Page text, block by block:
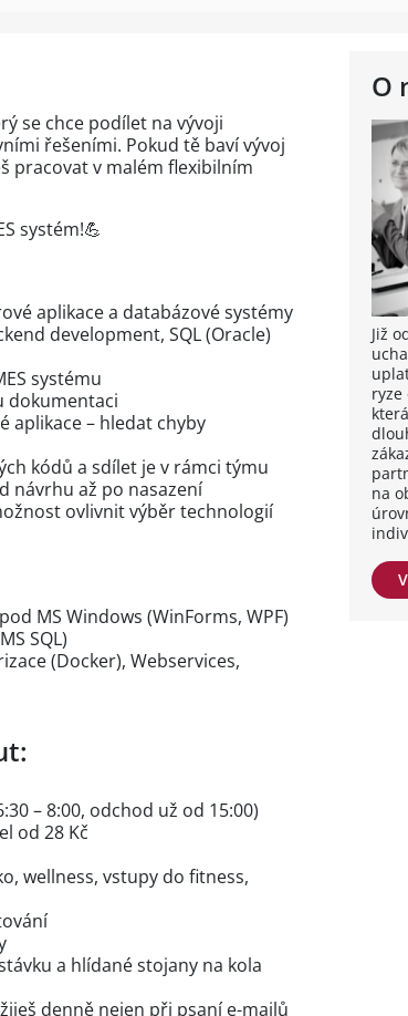
O
Již
na
se chce podílet na vývoji
řešeními. Pokud tě baví vývoj
pracovat v malém flexibilním
systém!💪
aplikace a databázové systémy
development, SQL (Oracle)
systému
dokumentaci
aplikace – hledat chyby
kódů a sdílet je v rámci týmu
návrhu až po nasazení
ovlivnit výběr technologií
MS Windows (WinForms, WPF)
SQL)
(Docker), Webservices,
– 8:00, odchod už od 15:00)
od 28 Kč
wellness, vstupy do fitness,
a hlídané stojany na kola
denně nejen při psaní e-mailů